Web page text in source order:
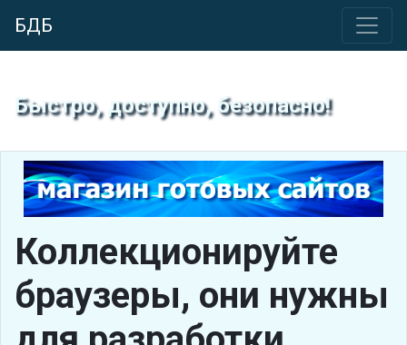
БДБ
Быстро, доступно, безопасно!
Коллекционируйте
браузеры, они нужны